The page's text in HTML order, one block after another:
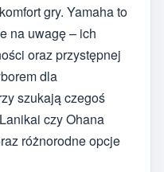
gry. Yamaha to
na uwagę – ich
oraz przystępnej
dla
szukają czegoś
czy Ohana
różnorodne opcje